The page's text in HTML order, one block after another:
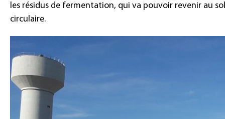
les résidus de fermentation, qui va pouvoir revenir au
circulaire.